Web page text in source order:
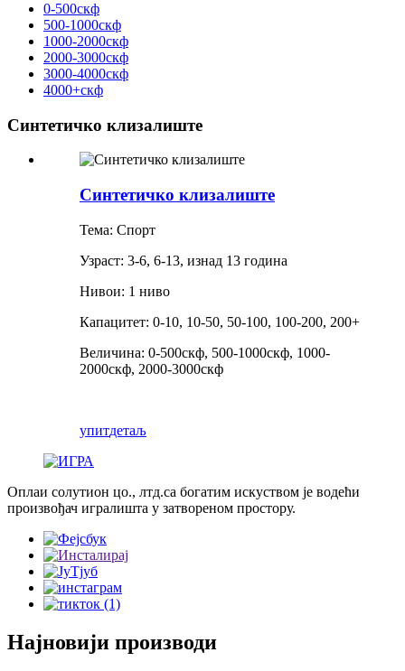
0-500скф
500-1000скф
1000-2000скф
2000-3000скф
3000-4000скф
4000+скф
Синтетичко клизалиште
Синтетичко клизалиште
Тема: Спорт
Узраст: 3-6, 6-13, изнад 13 година
Нивои: 1 ниво
Капацитет: 0-10, 10-50, 50-100, 100-200, 200+
Величина: 0-500скф, 500-1000скф, 1000-
2000скф, 2000-3000скф
упитдетаљ
Оплаи солутион цо., лтд.са богатим искуством је водећи
произвођач игралишта у затвореном простору.
Најновији производи